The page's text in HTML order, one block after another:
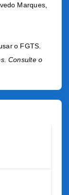
Marques,
o FGTS.
Consulte o